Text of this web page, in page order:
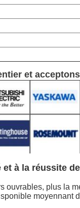
et
à la réussite
ouvrables, plus la
moyennant